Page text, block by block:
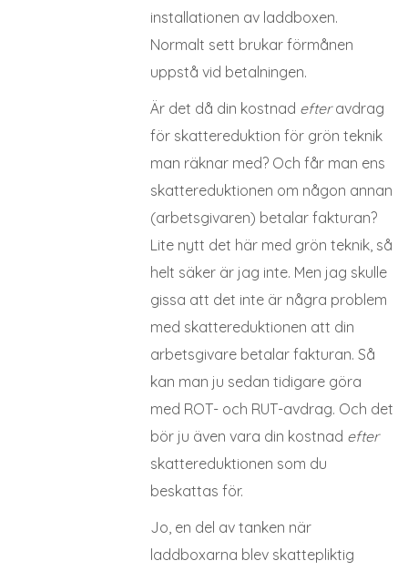
installationen av laddboxen.
Normalt sett brukar förmånen
uppstå vid betalningen.
Är det då din kostnad efteravdrag
för skattereduktion för grön teknik
man räknar med? Och får man ens
skattereduktionen om någon annan
(arbetsgivaren) betalar fakturan?
Lite nytt det här med grön teknik, så
helt säker är jag inte. Men jag skulle
gissa att det inte är några problem
med skattereduktionen att din
arbetsgivare betalar fakturan. Så
kan man ju sedan tidigare göra
med ROT- och RUT-avdrag. Och det
bör ju även vara din kostnad efter
skattereduktionen som du
beskattas för.
Jo, en del av tanken när
laddboxarna blev skattepliktig